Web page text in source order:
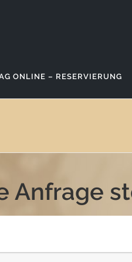
ONLINE – RESERVIERUNG
Anfrage